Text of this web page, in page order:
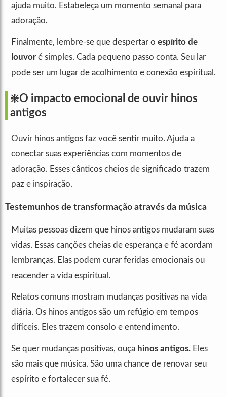
ajuda muito. Estabeleça um momento semanal para
adoração.
Finalmente, lembre-se que despertar o espírito de
louvoré simples. Cada pequeno passo conta. Seu lar
pode ser um lugar de acolhimento e conexão espiritual.
❇️O impacto emocional de ouvir hinos
antigos
Ouvir hinos antigos faz você sentir muito. Ajuda a
conectar suas experiências com momentos de
adoração. Esses cânticos cheios de significado trazem
paz e inspiração.
Testemunhos de transformação através da música
Muitas pessoas dizem que hinos antigos mudaram suas
vidas. Essas canções cheias de esperança e fé acordam
lembranças. Elas podem curar feridas emocionais ou
reacender a vida espiritual.
Relatos comuns mostram mudanças positivas na vida
diária. Os hinos antigos são um refúgio em tempos
difíceis. Eles trazem consolo e entendimento.
Se quer mudanças positivas, ouça hinos antigos. Eles
são mais que música. São uma chance de renovar seu
espírito e fortalecer sua fé.